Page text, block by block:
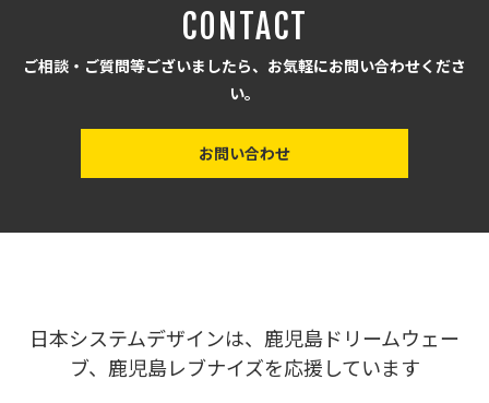
CONTACT
ご相談・ご質問等ございましたら、お気軽にお問い合わせくださ
い。
お問い合わせ
日本システムデザインは、鹿児島ドリームウェー
ブ、鹿児島レブナイズを応援しています